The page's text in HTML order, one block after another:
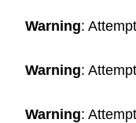
Warning:
Warning:
Warning: